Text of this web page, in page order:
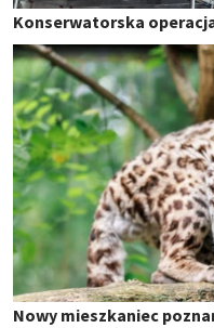
Konserwatorska
Nowy mieszkaniec